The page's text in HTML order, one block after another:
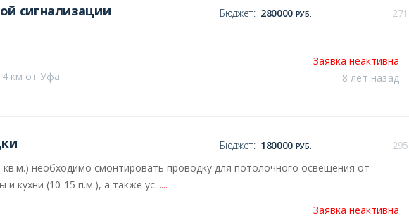
сигнализации Бюджет: 280000 РУБ.
271
Заявка неактивна
8 лет назад
км от Уфа
Бюджет: 180000 РУБ.
295
необходимо смонтировать проводку для потолочного освещения от
кухни (10-15 п.м.), а также ус......
Заявка неактивна